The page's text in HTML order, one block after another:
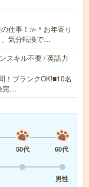
仕事！≫＊お年寄り
、気分転換で…
スキル不要 / 英語力
！ブランクOK!■10名
完…
50代
60代
男性